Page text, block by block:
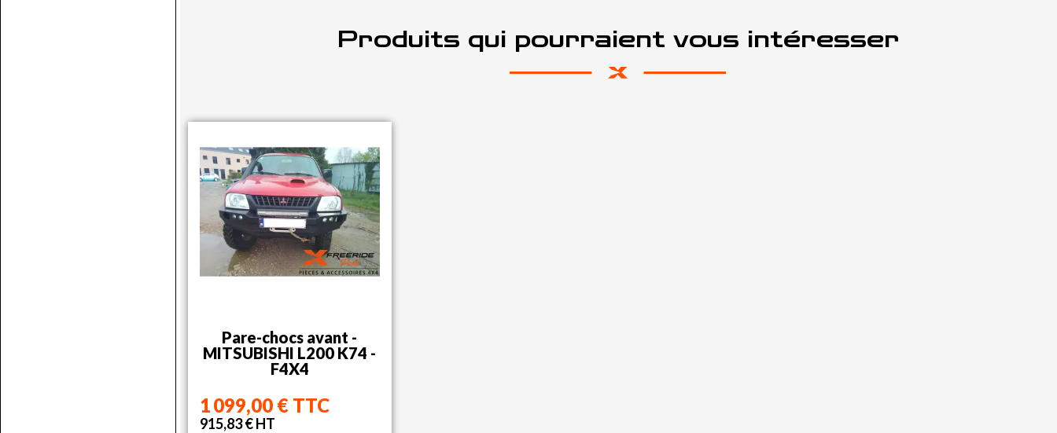
Produits qui pourraient vous intéresser
Pare-chocs avant -
MITSUBISHI L200 K74 -
F4X4
1 099,00 € TTC
915,83 € HT